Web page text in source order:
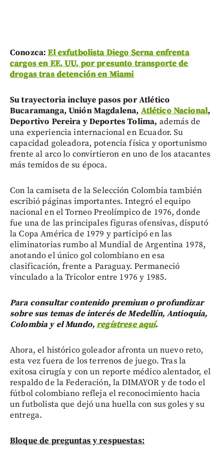
Conozca:El exfutbolista Diego Serna enfrenta
cargos en EE. UU. por presunto transporte de
drogas tras detención en Miami
Su trayectoria incluye pasos por Atlético
Bucaramanga, Unión Magdalena, Atlético Nacional,
Deportivo Pereira y Deportes Tolima, además de
una experiencia internacional en Ecuador. Su
capacidad goleadora, potencia física y oportunismo
frente al arco lo convirtieron en uno de los atacantes
más temidos de su época.
Con la camiseta de la Selección Colombia también
escribió páginas importantes. Integró el equipo
nacional en el Torneo Preolímpico de 1976, donde
fue una de las principales figuras ofensivas, disputó
la Copa América de 1979 y participó en las
eliminatorias rumbo al Mundial de Argentina 1978,
anotando el único gol colombiano en esa
clasificación, frente a Paraguay. Permaneció
vinculado a la Tricolor entre 1976 y 1985.
Para consultar contenido premium o profundizar
sobre sus temas de interés de Medellín, Antioquia,
Colombia y el Mundo,regístrese aquí.
Ahora, el histórico goleador afronta un nuevo reto,
esta vez fuera de los terrenos de juego. Tras la
exitosa cirugía y con un reporte médico alentador, el
respaldo de la Federación, la DIMAYOR y de todo el
fútbol colombiano refleja el reconocimiento hacia
un futbolista que dejó una huella con sus goles y su
entrega.
Bloque de preguntas y respuestas: